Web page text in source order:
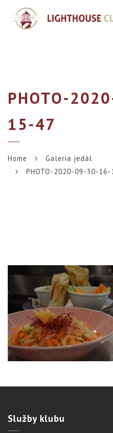
PHOTO-
15-47
Home
Galeria jedál
PHOTO-2020-09-30-16-
Službyklubu